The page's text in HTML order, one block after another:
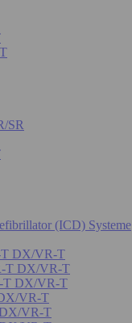
SR
(ICD) Systeme
T DX/VR-T
T DX/VR-T
T DX/VR-T
VR-T
VR-T